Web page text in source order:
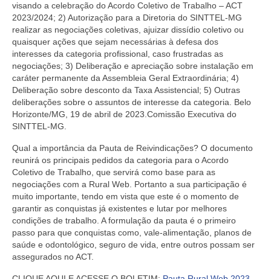
visando a celebração do Acordo Coletivo de Trabalho – ACT
2023/2024; 2) Autorização para a Diretoria do SINTTEL-MG
realizar as negociações coletivas, ajuizar dissídio coletivo ou
quaisquer ações que sejam necessárias à defesa dos
interesses da categoria profissional, caso frustradas as
negociações; 3) Deliberação e apreciação sobre instalação em
caráter permanente da Assembleia Geral Extraordinária; 4)
Deliberação sobre desconto da Taxa Assistencial; 5) Outras
deliberações sobre o assuntos de interesse da categoria. Belo
Horizonte/MG, 19 de abril de 2023.Comissão Executiva do
SINTTEL-MG.
Qual a importância da Pauta de Reivindicações? O documento
reunirá os principais pedidos da categoria para o Acordo
Coletivo de Trabalho, que servirá como base para as
negociações com a Rural Web. Portanto a sua participação é
muito importante, tendo em vista que este é o momento de
garantir as conquistas já existentes e lutar por melhores
condições de trabalho. A formulação da pauta é o primeiro
passo para que conquistas como, vale-alimentação, planos de
saúde e odontológico, seguro de vida, entre outros possam ser
assegurados no ACT.